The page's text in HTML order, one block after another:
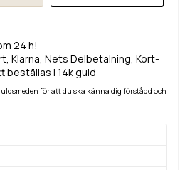
24 h!
Klarna, Nets Delbetalning, Kort-
beställas i 14k guld
för att du ska känna dig förstådd och